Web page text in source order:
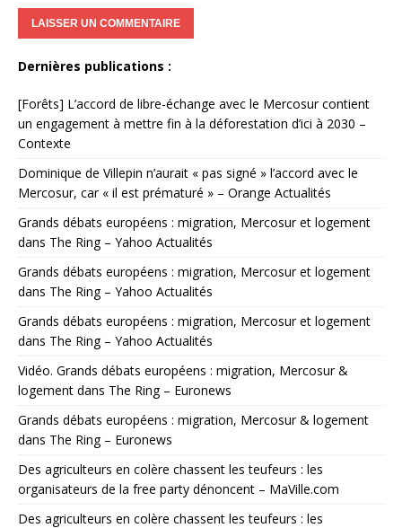
Dernières publications :
[Forêts] L’accord de libre-échange avec le Mercosur contient
un engagement à mettre fin à la déforestation d’ici à 2030 –
Contexte
Dominique de Villepin n’aurait « pas signé » l’accord avec le
Mercosur, car « il est prématuré » – Orange Actualités
Grands débats européens : migration, Mercosur et logement
dans The Ring – Yahoo Actualités
Grands débats européens : migration, Mercosur et logement
dans The Ring – Yahoo Actualités
Grands débats européens : migration, Mercosur et logement
dans The Ring – Yahoo Actualités
Vidéo. Grands débats européens : migration, Mercosur &
logement dans The Ring – Euronews
Grands débats européens : migration, Mercosur & logement
dans The Ring – Euronews
Des agriculteurs en colère chassent les teufeurs : les
organisateurs de la free party dénoncent – MaVille.com
Des agriculteurs en colère chassent les teufeurs : les